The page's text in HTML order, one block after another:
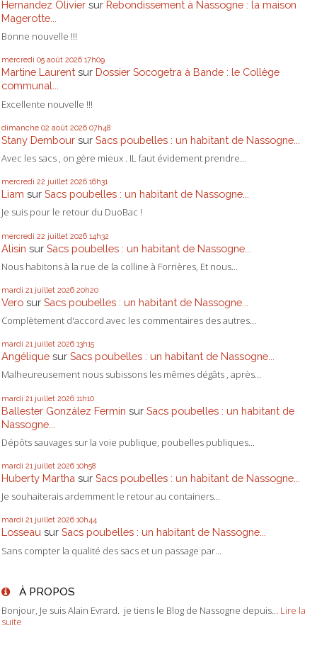
Hernandez Olivier sur Rebondissement à Nassogne : la maison
Magerotte...
Bonne nouvelle !!!
mercredi 05 août 2026 17h09
Martine Laurentsur Dossier Socogetra à Bande : le Collège
communal...
Excellente nouvelle !!!
dimanche 02 août 2026 07h48
Stany Dembour sur Sacs poubelles : un habitant de Nassogne...
Avec les sacs , on gère mieux . IL faut évidement prendre...
mercredi 22 juillet 2026 16h31
Liam sur Sacs poubelles : un habitant de Nassogne...
Je suis pour le retour du DuoBac !
mercredi 22 juillet 2026 14h32
Alisin sur Sacs poubelles : un habitant de Nassogne...
Nous habitons à la rue de la colline à Forrières, Et nous...
mardi 21 juillet 2026 20h20
Vero sur Sacs poubelles : un habitant de Nassogne...
Complètement d'accord avec les commentaires des autres...
mardi 21 juillet 2026 13h15
Angélique sur Sacs poubelles : un habitant de Nassogne...
Malheureusement nous subissons les mêmes dégâts , après...
mardi 21 juillet 2026 11h10
Ballester González Fermín sur Sacs poubelles : un habitant de
Nassogne...
Dépôts sauvages sur la voie publique, poubelles publiques...
mardi 21 juillet 2026 10h58
Huberty Martha sur Sacs poubelles : un habitant de Nassogne...
Je souhaiterais ardemment le retour au containers...
mardi 21 juillet 2026 10h44
Losseau sur Sacs poubelles : un habitant de Nassogne...
Sans compter la qualité des sacs et un passage par...
À PROPOS
Bonjour, Je suis Alain Evrard. je tiens le Blog de Nassogne depuis... Lire la
suite